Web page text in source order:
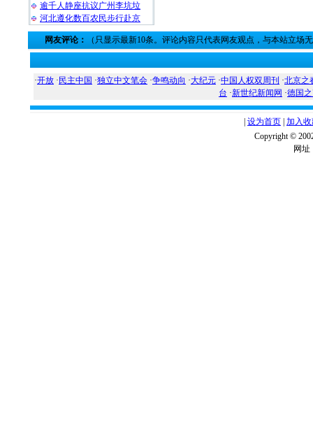
逾千人静座抗议广州李坑垃
河北遵化数百农民步行赴京
网友评论： （只显示最新10条。评论内容只代表网友观点，与本站立场
·开放 · 民主中国 ·独立中文笔会 ·争鸣动向 ·大纪元 ·中国人权双周刊 ·北京之
台 ·新世纪新闻网 ·德国
设为首页 加入
Copyright ©
网址